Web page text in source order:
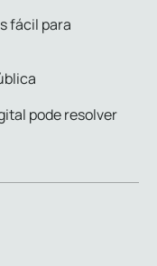
fácil para
pode resolver